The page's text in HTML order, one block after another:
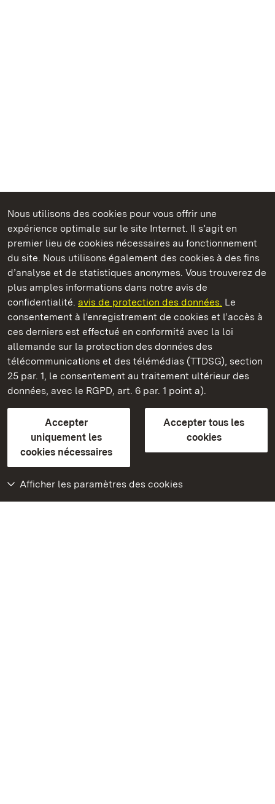
Nous utilisons des cookies pour vous offrir une
expérience optimale sur le site Internet. Il s’agit en
premier lieu de cookies nécessaires au fonctionnement
du site. Nous utilisons également des cookies à des fins
d’analyse et de statistiques anonymes. Vous trouverez de
plus amples informations dans notre avis de
confidentialité. avis de protection des données. Le
consentement à l’enregistrement de cookies et l’accès à
ces derniers est effectué en conformité avec la loi
allemande sur la protection des données des
télécommunications et des télémédias (TTDSG), section
25 par. 1, le consentement au traitement ultérieur des
données, avec le RGPD, art. 6 par. 1 point a).
Accepter
uniquement les
cookies nécessaires
Accepter tous les
cookies
Afficher les paramètres des cookies
Châteaux et jardins publics du Bade-Wurtemberg
Staatliche Schlösser und Gärten Baden‑Württemberg
Châteaux et jardins publics du Bade-Wurtemberg
ContactFAQ et réponsesMentions légales
Protection des données
Explications sur l’accessibilité
BITV-konform (geprüfte Seiten)
plus loin
Accueil
Monuments
Rendez-nous visite